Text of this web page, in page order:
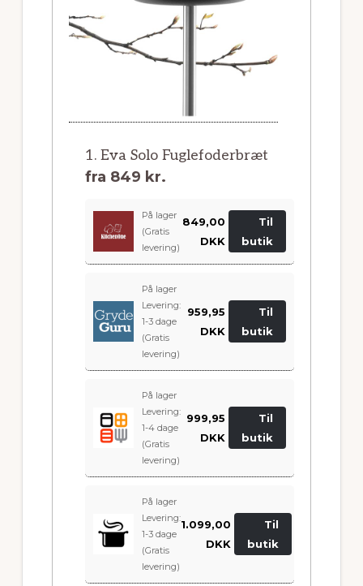
1. Eva Solo Fuglefoderbræt
fra 849 kr.
På lager
(Gratis
levering)
849,00
DKK
Til
butik
På lager
Levering:
1-3 dage
(Gratis
levering)
959,95
DKK
Til
butik
På lager
Levering:
1-4 dage
(Gratis
levering)
999,95
DKK
Til
butik
På lager
Levering:
1-3 dage
(Gratis
levering)
1.099,00
DKK
Til
butik